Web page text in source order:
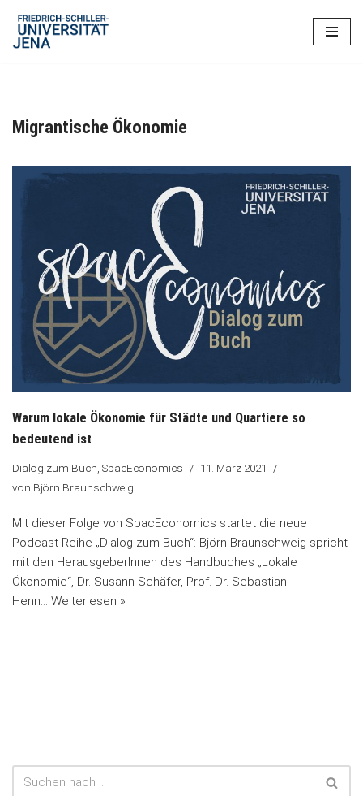
Zum
Migrantische Ökonomie
Warum lokale Ökonomie für Städte und Quartiere so
bedeutend ist
Dialog zum Buch, SpacEconomics
11. März 2021
von Björn Braunschweig
Mit dieser Folge von SpacEconomics startet die neue
Podcast-Reihe „Dialog zum Buch“: Björn Braunschweig spricht
mit den HerausgeberInnen des Handbuches „Lokale
Ökonomie“, Dr. Susann Schäfer, Prof. Dr. Sebastian
Henn… Weiterlesen »